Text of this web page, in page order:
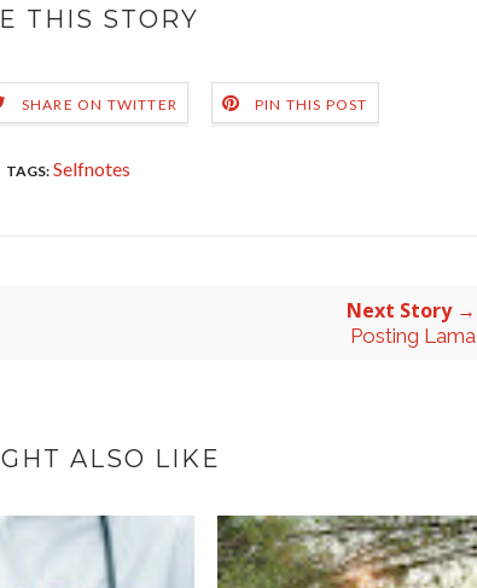
THIS STORY
SHARE ON TWITTER PIN THIS POST
TAGS: Selfnotes
Next Story →
Posting Lama
ALSO LIKE